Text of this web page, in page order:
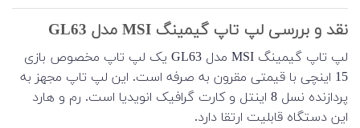
نقد و بررسی لپ تاپ گیمینگ MSI مدل GL63
لپ تاپ گیمینگ MSI مدل GL63 یک لپ تاپ مخصوص بازی
15 اینچی با قیمتی مقرون به صرفه است. این لپ تاپ مجهز به
پردازنده نسل 8 اینتل و کارت گرافیک انویدیا است. رم و هارد
این دستگاه قابلیت ارتقا دارد.